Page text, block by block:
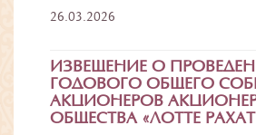
26.03.2026
ИЗВЕЩЕНИЕ О
ГОДОВОГО ОБЩЕГО
АКЦИОНЕРОВ
ОБЩЕСТВА «ЛОТТЕ